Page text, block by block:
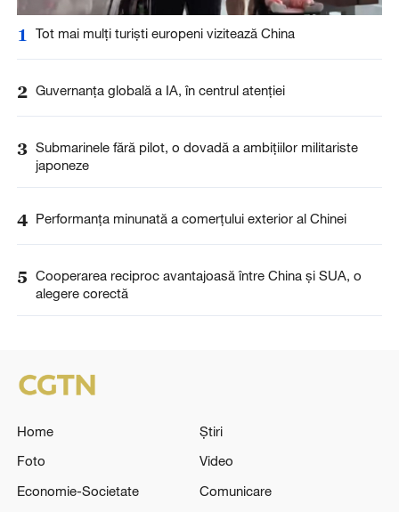
1 Tot mai mulți turiști europeni vizitează China
2 Guvernanța globală a IA, în centrul atenției
3 Submarinele fără pilot, o dovadă a ambițiilor militariste
japoneze
4 Performanța minunată a comerțului exterior al Chinei
5 Cooperarea reciproc avantajoasă între China și SUA, o
alegere corectă
Home
Știri
Foto
Video
Economie-Societate
Comunicare